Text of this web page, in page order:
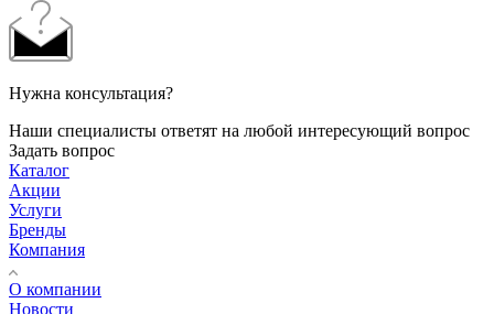
Нужна консультация?
Наши специалисты ответят на любой интересующий вопрос
Задать вопрос
Каталог
Акции
Услуги
Бренды
Компания
О компании
Новости